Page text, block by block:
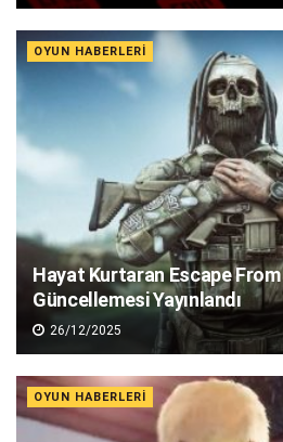
OYUN HABERLERI
Hayat Kurtaran Escape
Güncellemesi Yayınlandı
26/12/2025
OYUN HABERLERI